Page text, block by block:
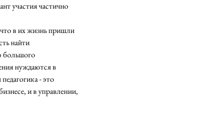
участия частично
в их жизнь пришли
найти
большого
нуждаются в
- это
и в управлении,